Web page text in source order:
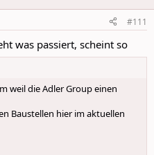
#111
was passiert, scheint so
weil die Adler Group einen
Baustellen hier im aktuellen